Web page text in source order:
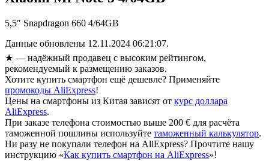
5,5″ Snapdragon 660 4/64GB
Данные обновлены 12.11.2024 06:21:07.
★ — надёжный продавец с высоким рейтингом,
рекомендуемый к размещению заказов.
Хотите купить смартфон ещё дешевле? Применяйте
промокоды AliExpress!
Цены на смартфоны из Китая зависят от курс доллара
AliExpress.
При заказе телефона стоимостью выше 200 € для расчёта
таможенной пошлины используйте таможенный калькулятор.
Ни разу не покупали телефон на AliExpress? Прочтите нашу
инструкцию «Как купить смартфон на AliExpress»!